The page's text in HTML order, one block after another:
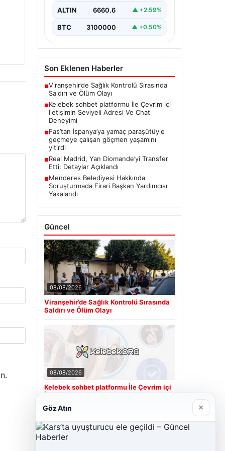
bir tarzda bağlantı oluşturması
etmektedir. Halen…
ALTIN 6660.6 ▲ +2.59%
BTC 3100000 ▲ +0.50%
Son Eklenen Haberler
■Viranşehir’de Sağlık Kontrolü Sırasında
Saldırı ve Ölüm Olayı
■Kelebek sohbet platformu İle Çevrim içi
İletişimin Seviyeli Adresi Ve Chat
Deneyimi
■Fas’tan İspanya’ya yamaç paraşütüyle
geçmeye çalışan göçmen yaşamını
yitirdi
■Real Madrid, Yan Diomande’yi Transfer
Etti: Detaylar Açıklandı
■Menderes Belediyesi Hakkında
Soruşturmada Firari Başkan Yardımcısı
Yakalandı
Güncel
08/08/2026
Viranşehir’de Sağlık Kontrolü Sırasında
Saldırı ve Ölüm Olayı
08/08/2026
Kelebek sohbet platformu İle Çevrim içi
İletişimin Seviyeli Adresi Ve Chat
Son Eklenen Firmalar
Göz Atın ×